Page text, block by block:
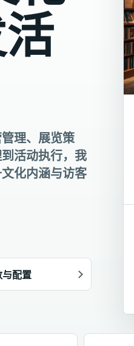
理、展览策
活动执行，我
化内涵与访客
与配置